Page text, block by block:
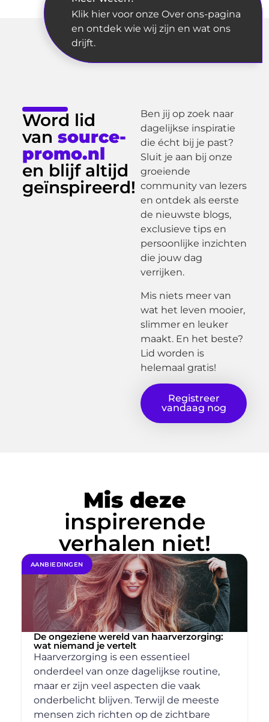
Klik hier voor onze Over ons-pagina
en ontdek wie wij zijn en wat ons
drijft.
Word lid
van source-
promo.nl
en blijf altijd
geïnspireerd!
Ben jij op zoek naar
dagelijkse inspiratie
die écht bij je past?
Sluit je aan bij onze
groeiende
community van lezers
en ontdek als eerste
de nieuwste blogs,
exclusieve tips en
persoonlijke inzichten
die jouw dag
verrijken.
Mis niets meer van
wat het leven mooier,
slimmer en leuker
maakt. En het beste?
Lid worden is
helemaal gratis!
Registreer
vandaag nog
Mis deze
inspirerende
verhalen niet!
AANBIEDINGEN
De ongeziene wereld van haarverzorging:
wat niemand je vertelt
Haarverzorging is een essentieel
onderdeel van onze dagelijkse routine,
maar er zijn veel aspecten die vaak
onderbelicht blijven. Terwijl de meeste
mensen zich richten op de zichtbare